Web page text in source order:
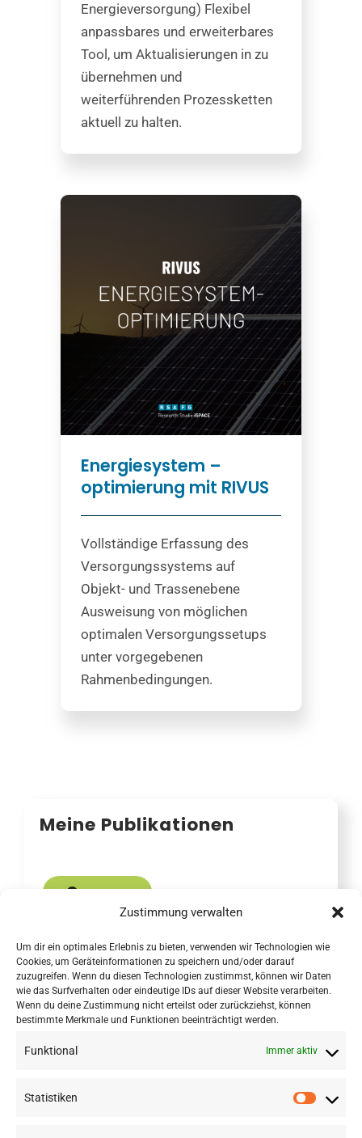
Zustimmung verwalten
Um dir ein optimales Erlebnis zu bieten, verwenden wir Technologien wie
Cookies, um Geräteinformationen zu speichern und/oder darauf
zuzugreifen. Wenn du diesen Technologien zustimmst, können wir Daten
wie das Surfverhalten oder eindeutige IDs auf dieser Website verarbeiten.
Wenn du deine Zustimmung nicht erteilst oder zurückziehst, können
bestimmte Merkmale und Funktionen beeinträchtigt werden.
Funktional Immer aktiv
Statistiken
Energieversorgung) Flexibel
anpassbares und erweiterbares
Tool, um Aktualisierungen in zu
übernehmen und
weiterführenden Prozessketten
aktuell zu halten.
Energiesystem –
optimierung mit RIVUS
Vollständige Erfassung des
Versorgungssystems auf
Objekt- und Trassenebene
Ausweisung von möglichen
optimalen Versorgungssetups
unter vorgegebenen
Rahmenbedingungen.
Meine Publikationen
ORCID